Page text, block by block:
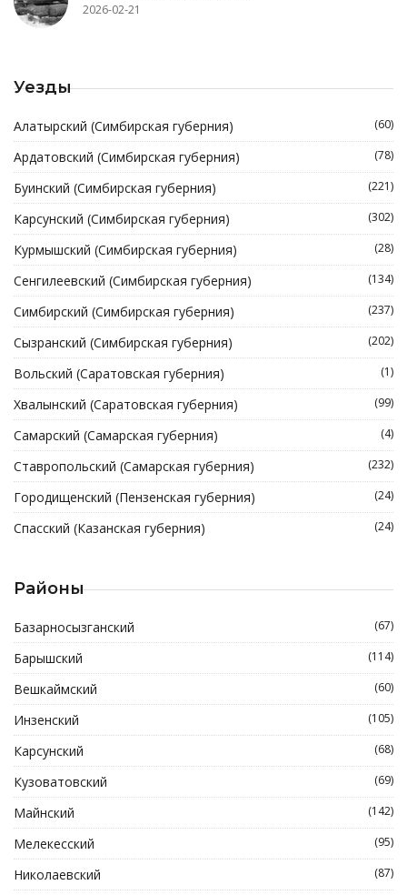
2026-02-21
Уезды
Алатырский (Симбирская губерния) (60)
Ардатовский (Симбирская губерния) (78)
Буинский (Симбирская губерния) (221)
Карсунский (Симбирская губерния) (302)
Курмышский (Симбирская губерния) (28)
Сенгилеевский (Симбирская губерния) (134)
Симбирский (Симбирская губерния) (237)
Сызранский (Симбирская губерния) (202)
Вольский (Саратовская губерния) (1)
Хвалынский (Саратовская губерния) (99)
Самарский (Самарская губерния) (4)
Ставропольский (Самарская губерния) (232)
Городищенский (Пензенская губерния) (24)
Спасский (Казанская губерния) (24)
Районы
Базарносызганский (67)
Барышский (114)
Вешкаймский (60)
Инзенский (105)
Карсунский (68)
Кузоватовский (69)
Майнский (142)
Мелекесский (95)
Николаевский (87)